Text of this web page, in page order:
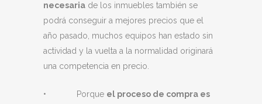
necesaria de los inmuebles también se
podrá conseguir a mejores precios que el
año pasado, muchos equipos han estado sin
actividad y la vuelta a la normalidad originará
una competencia en precio.
• Porque el proceso de compra es